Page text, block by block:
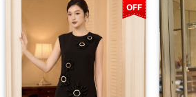
OFF